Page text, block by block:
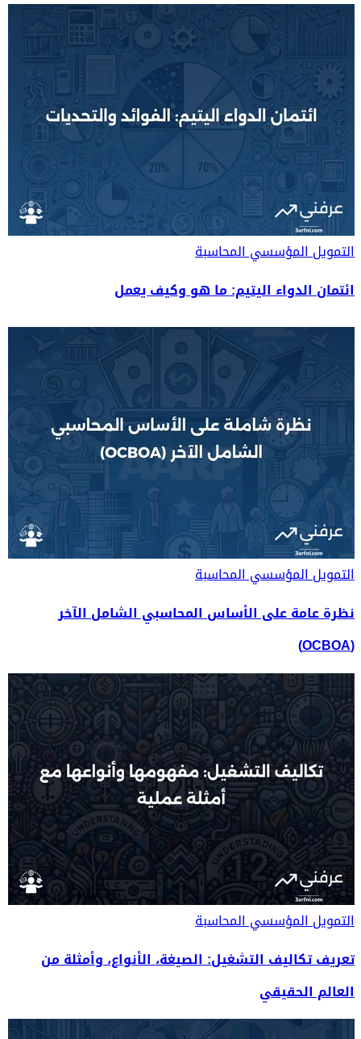
التمويل المؤسسيالمحاسبة
ائتمان الدواء اليتيم: ما هو وكيف يعمل
التمويل المؤسسيالمحاسبة
نظرة عامة على الأساس المحاسبي الشامل الآخر
(OCBOA)
التمويل المؤسسيالمحاسبة
تعريف تكاليف التشغيل: الصيغة، الأنواع، وأمثلة من
العالم الحقيقي